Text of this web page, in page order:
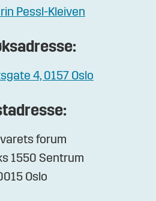
Pessl-Kleiven
4, 0157 Oslo
forum
1550 Sentrum
Oslo